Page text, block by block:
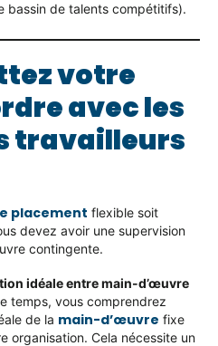
bassin de talents compétitifs).
votre
avec les
travailleurs
placement flexible soit
devez avoir une supervision
contingente.
idéale entre main-d’œuvre
temps, vous comprendrez
de la main-d’œuvre fixe
organisation. Cela nécessite un